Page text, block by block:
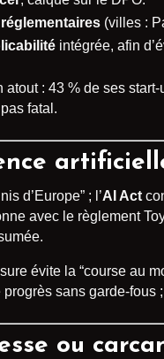
(villes :
intégrée, afin
atout : 43 % de ses
fatal.
d’Europe” ; l’AI Act
avec le règlement
évite la “course au
sans garde-
ou